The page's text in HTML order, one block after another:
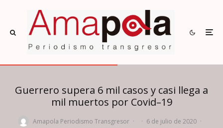
Guerrero supera 6 mil casos y casi llega a
mil muertos por Covid–19
Amapola Periodismo Transgresor · · 6 de julio de 2020 ·